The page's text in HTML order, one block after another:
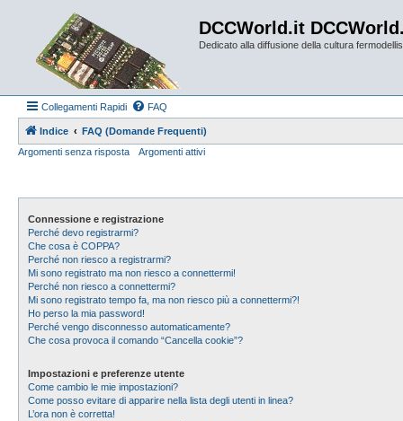
DCCWorld.it
Dedicato alla diffusione della cultura
Collegamenti Rapidi FAQ
Indice
FAQ (Domande Frequenti)
Argomenti senza risposta
Argomenti attivi
Connessione e registrazione
Perché devo registrarmi?
Che cosa è COPPA?
Perché non riesco a registrarmi?
Mi sono registrato ma non riesco a connettermi!
Perché non riesco a connettermi?
Mi sono registrato tempo fa, ma non riesco più a connettermi?!
Ho perso la mia password!
Perché vengo disconnesso automaticamente?
Che cosa provoca il comando “Cancella cookie”?
Impostazioni e preferenze utente
Come cambio le mie impostazioni?
Come posso evitare di apparire nella lista degli utenti in linea?
L’ora non è corretta!